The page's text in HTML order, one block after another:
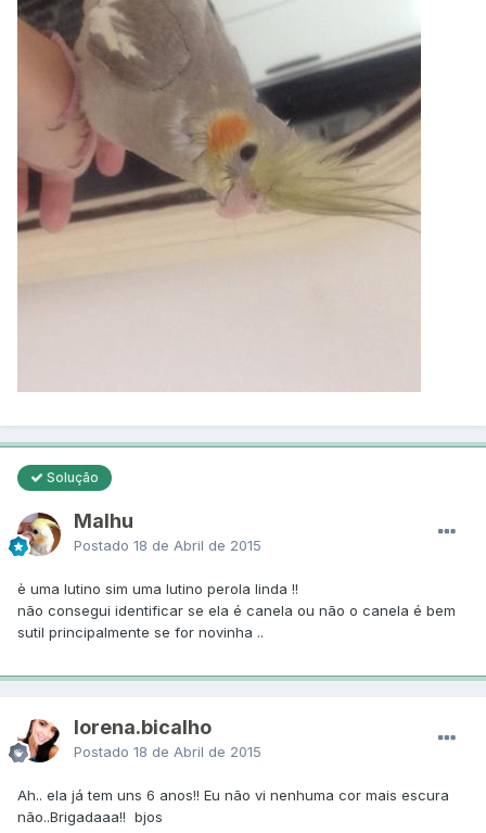
Solução
Malhu
Postado 18 de Abril de 2015
è uma lutino sim uma lutino perola linda !!
não consegui identificar se ela é canela ou não o canela é bem
sutil principalmente se for novinha ..
lorena.bicalho
Postado 18 de Abril de 2015
Ah.. ela já tem uns 6 anos!! Eu não vi nenhuma cor mais escura
não..Brigadaaa!! bjos